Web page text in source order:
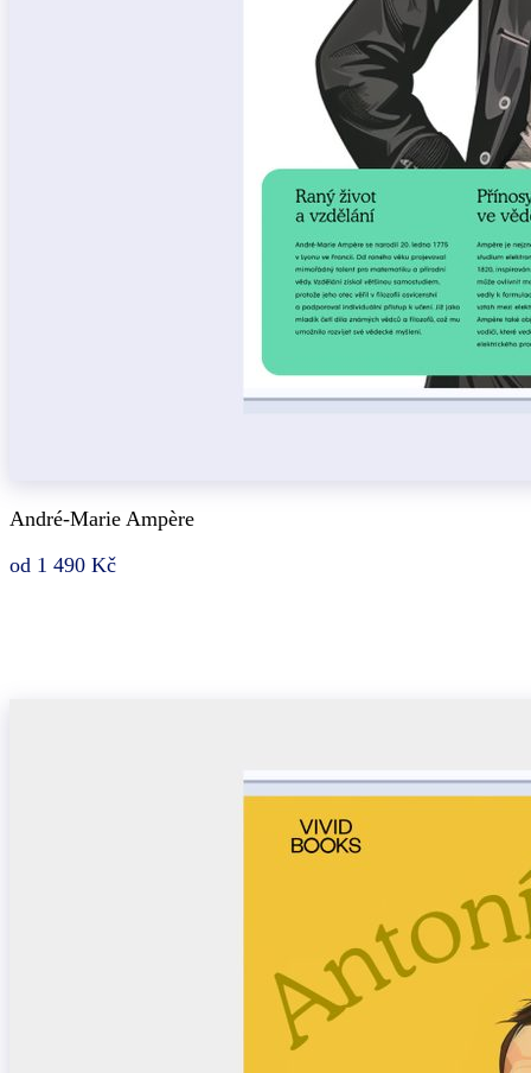
André-Marie Ampère
od 1 490 Kč